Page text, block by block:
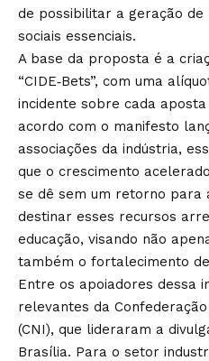
de possibilitar a geração
sociais essenciais.
A base da proposta é a
“CIDE‑Bets”, com uma
incidente sobre cada
acordo com o manifesto
associações da indústria,
que o crescimento
se dê sem um retorno para
destinar esses recursos
educação, visando não
também o fortalecimento
Entre os apoiadores dessa
relevantes da
(CNI), que lideraram a
Brasília. Para o setor